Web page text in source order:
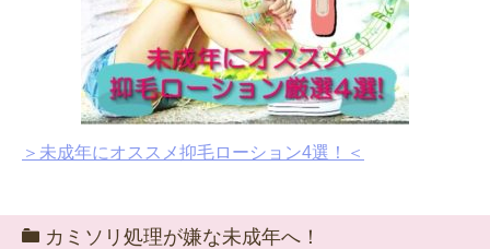
＞未成年にオススメ抑毛ローション4選！＜
カミソリ処理が嫌な未成年へ！